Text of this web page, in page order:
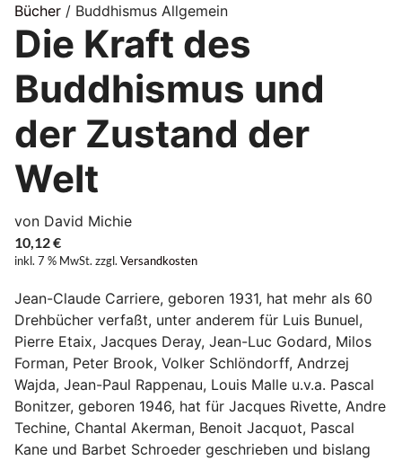
Bücher / Buddhismus Allgemein
Die Kraft des
Buddhismus und
der Zustand der
Welt
von David Michie
10,12€
inkl. 7 % MwSt. zzgl. Versandkosten
Jean-Claude Carriere, geboren 1931, hat mehr als 60
Drehbücher verfaßt, unter anderem für Luis Bunuel,
Pierre Etaix, Jacques Deray, Jean-Luc Godard, Milos
Forman, Peter Brook, Volker Schlöndorff, Andrzej
Wajda, Jean-Paul Rappenau, Louis Malle u.v.a. Pascal
Bonitzer, geboren 1946, hat für Jacques Rivette, Andre
Techine, Chantal Akerman, Benoit Jacquot, Pascal
Kane und Barbet Schroeder geschrieben und bislang